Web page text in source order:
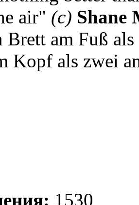
air" (с) Shane
Brett am Fuß
Kopf als zwei
1530